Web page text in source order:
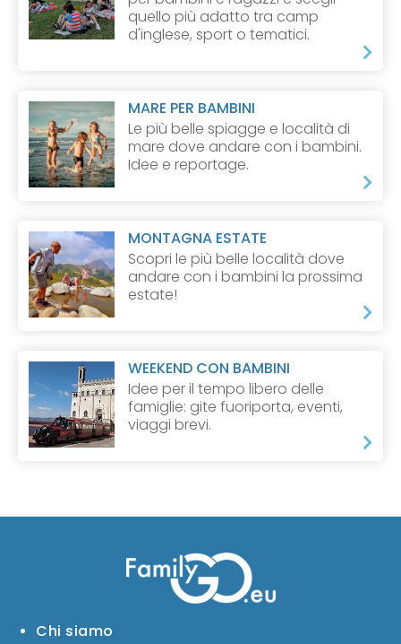
quello più adatto tra camp
d'inglese, sport o tematici.
MARE PER BAMBINI
Le più belle spiagge e località di
mare dove andare con i bambini.
Idee e reportage.
MONTAGNA ESTATE
Scopri le più belle località dove
andare con i bambini la prossima
estate!
WEEKEND CON BAMBINI
Idee per il tempo libero delle
famiglie: gite fuoriporta, eventi,
viaggi brevi.
Chi siamo